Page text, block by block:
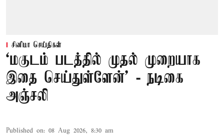
சினிமா செய்திகள்
‘மகுடம் படத்தில் முதல் முறையாக
இதை செய்துள்ளேன்’ - நடிகை
அஞ்சலி
Published on: 08 Aug 2026, 8:30 am